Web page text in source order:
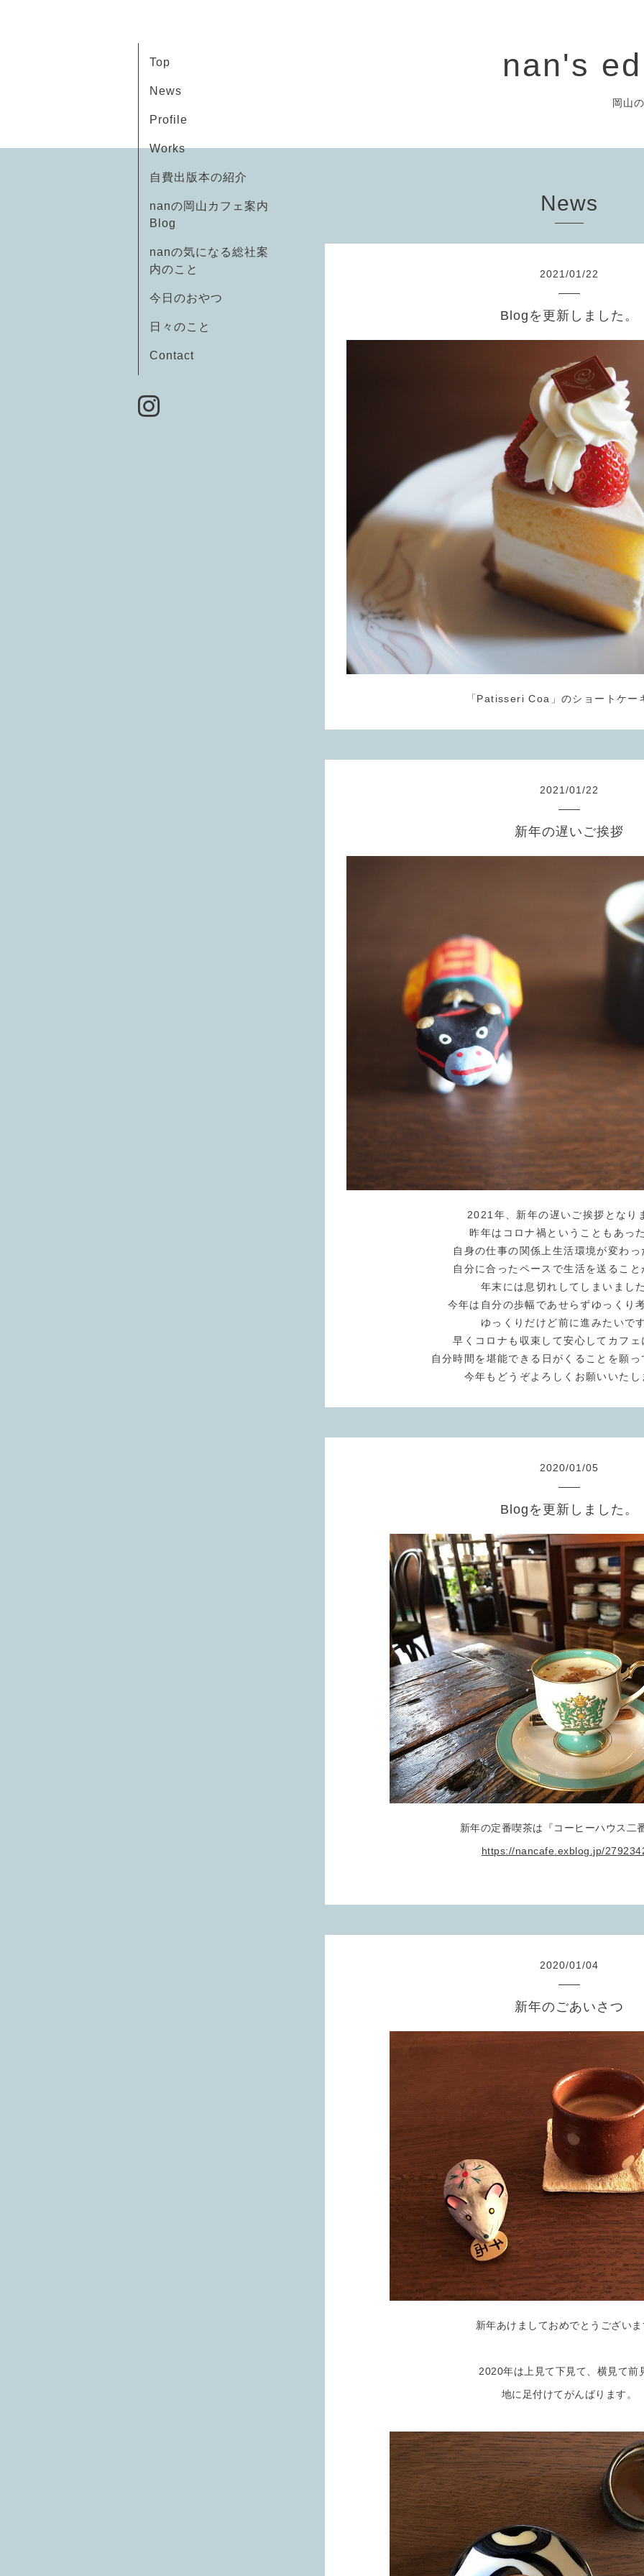
nan's
岡山
Top
News
Profile
Works
自費出版本の紹介
nanの岡山カフェ案内
Blog
nanの気になる総社案
内のこと
今日のおやつ
日々のこと
Contact
News
2021 /01 /22
Blogを更新しました。
「Patisseri Coa」のショートケー
2021 /01 /22
新年の遅いご挨拶
2021年、新年の遅いご挨拶となり
昨年はコロナ禍ということもあっ
自身の仕事の関係上生活環境が変わ
自分に合ったペースで生活を送るこ
年末には息切れしてしまいまし
今年は自分の歩幅であせらずゆっくり
ゆっくりだけど前に進みたいで
早くコロナも収束して安心してカフェ
自分時間を堪能できる日がくることを願
今年もどうぞよろしくお願いいたし
2020/01 /05
Blogを更新しました。
新年の定番喫茶は『コーヒーハウス二
https://nancafe.exblog.jp/
2020/01 /04
新年のごあいさつ
新年あけましておめでとうござい
2020年は上見て下見て、横見て前
地に足付けてがんばります。